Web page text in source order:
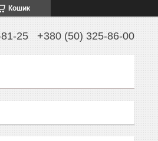
Кошик
25 +380 (50) 325-86-00